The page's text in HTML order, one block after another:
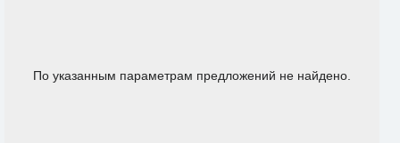
По указанным параметрам предложений не найдено.